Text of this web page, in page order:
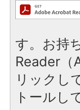
す。お持
Reader（
リックし
トールし